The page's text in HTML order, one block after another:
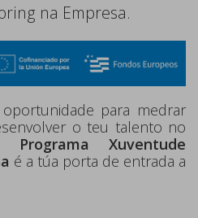
na Empresa.
para medrar
o teu talento no
Programa Xuventude
é a túa porta de entrada a